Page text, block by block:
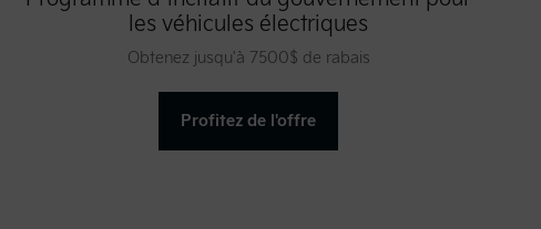
les véhicules électriques
Obtenez jusqu'à 7500$ de rabais
Profitez de l'offre